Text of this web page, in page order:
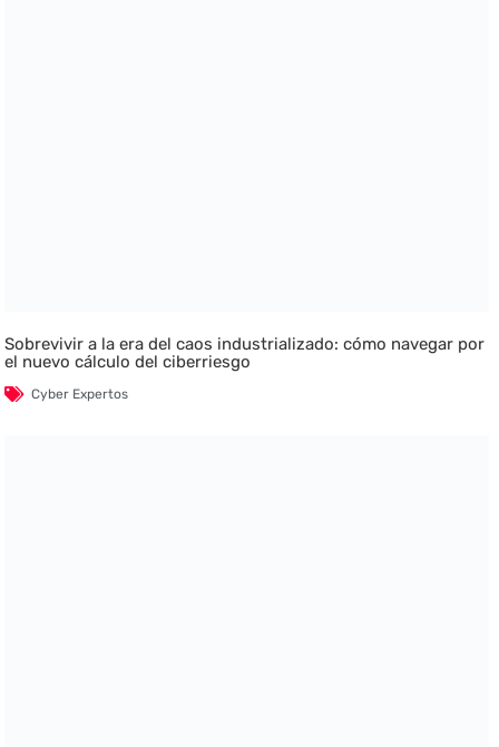
Sobrevivir a la era del caos industrializado: cómo navegar por
el nuevo cálculo del ciberriesgo
Cyber Expertos